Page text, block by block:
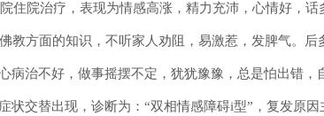
住院治疗，表现为情感高涨，精力充沛，心情好，
教方面的知识，不听家人劝阻，易激惹，发脾气。
治不好，做事摇摆不定，犹犹豫豫，总是怕出错，
交替出现，诊断为：“双相情感障碍i型”，复发原因